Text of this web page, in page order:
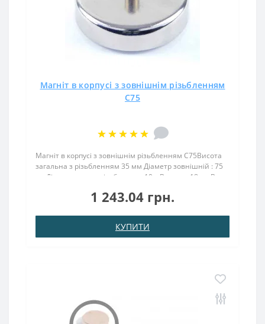
Магніт в корпусі з зовнішнім різьбленням
С75
Магніт в корпусі з зовнішнім різьбленням С75Висота
загальна з різьбленням 35 мм Діаметр зовнішній : 75
ммДіаметр внутр. різьблення : 10.мВисота : 18 ммВага:
N38Зчеплення прибл .: 164.00 кгТемпер..
1 243.04 грн.
КУПИТИ